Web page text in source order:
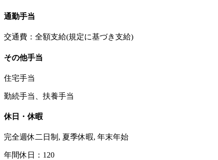
通勤手当
交通費：全額支給(規定に基づき支給)
その他手当
住宅手当
勤続手当、扶養手当
休日・休暇
完全週休二日制, 夏季休暇, 年末年始
年間休日：120